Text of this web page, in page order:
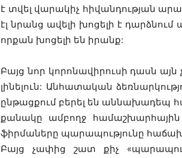
է տվել վարակիչ հիվանդության
էլ նրանց ավելի խոցելի է
որքան խոցելի են իրանք:
Բայց նոր կորոնավիրուսի դասն այն
լինելուն: Անհատական
ընթացքում բերել են աննախադեպ
քանակը ամբողջ համաշխարհային
ֆիրմաները պարապությունը
Բայց չափից շատ քիչ «